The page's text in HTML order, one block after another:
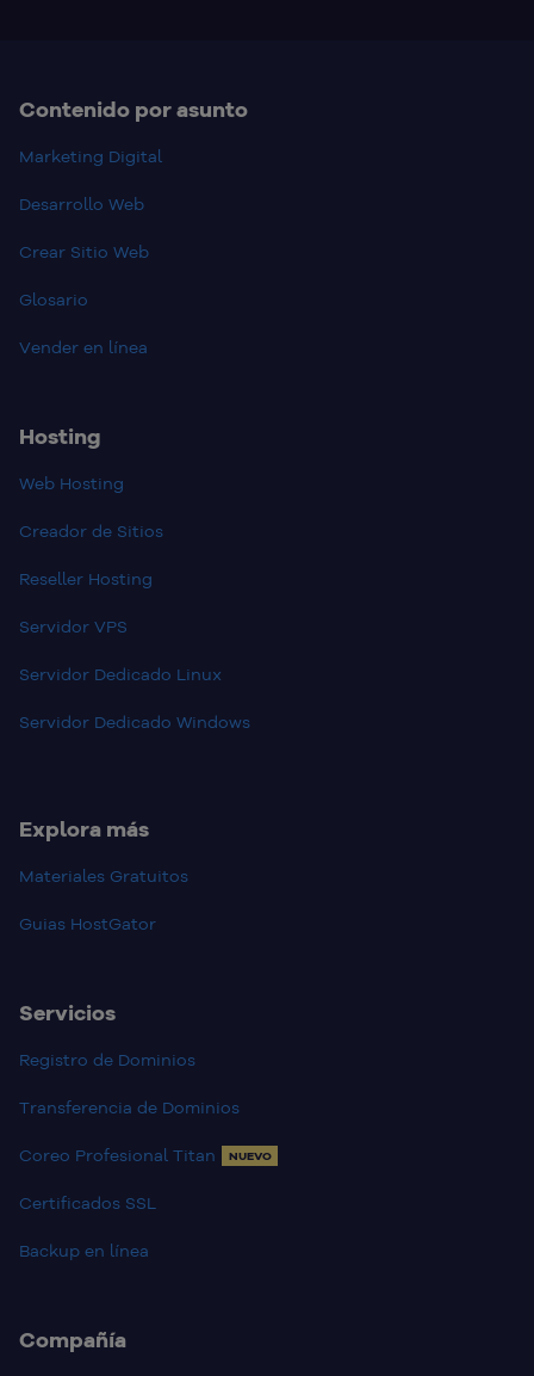
Contenido por asunto
Marketing Digital
Desarrollo Web
Crear Sitio Web
Glosario
Vender en línea
Hosting
Web Hosting
Creador de Sitios
Reseller Hosting
Servidor VPS
Servidor Dedicado Linux
Servidor Dedicado Windows
Explora más
Materiales Gratuitos
Guias HostGator
Servicios
Registro de Dominios
Transferencia de Dominios
Coreo Profesional Titan NUEVO
Certificados SSL
Backup en línea
Compañía